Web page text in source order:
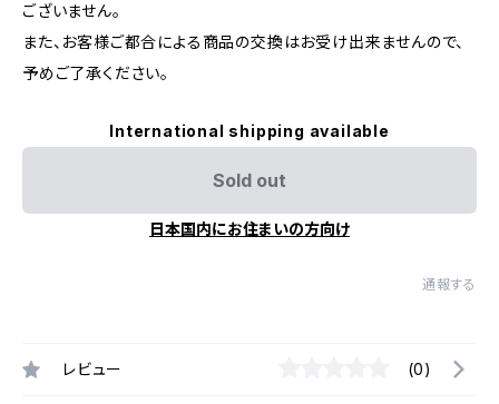
ございません。
また、お客様ご都合による商品の交換はお受け出来ませんので、
予めご了承ください。
International shipping available
Sold out
日本国内にお住まいの方向け
通報する
レビュー (0)